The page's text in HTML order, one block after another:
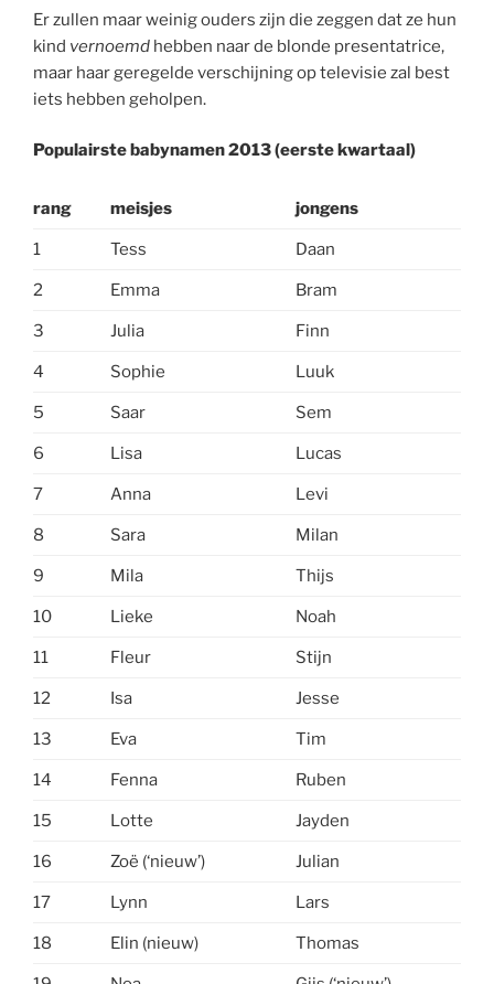
Er zullen maar weinig ouders zijn die zeggen dat ze hun
kind vernoemd hebben naar de blonde presentatrice,
maar haar geregelde verschijning op televisie zal best
iets hebben geholpen.
Populairste babynamen 2013 (eerste kwartaal)
rang meisjes jongens
1 Tess Daan
2 Emma Bram
3 Julia Finn
4 Sophie Luuk
5 Saar Sem
6 Lisa Lucas
7 Anna Levi
8 Sara Milan
9 Mila Thijs
10 Lieke Noah
11 Fleur Stijn
12 Isa Jesse
13 Eva Tim
14 Fenna Ruben
15 Lotte Jayden
16 Zoë (‘nieuw’) Julian
17 Lynn Lars
18 Elin (nieuw) Thomas